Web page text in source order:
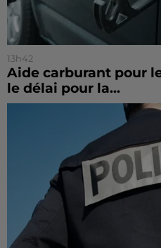
13h42
Aide carburant pour
le délai pour la...